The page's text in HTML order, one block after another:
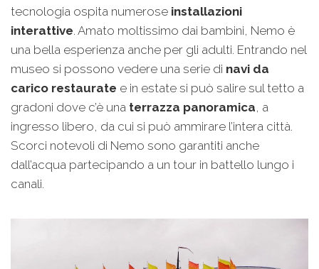
tecnologia ospita numerose installazioni
interattive. Amato moltissimo dai bambini, Nemo è
una bella esperienza anche per gli adulti. Entrando nel
museo si possono vedere una serie di navi da
carico restaurate e in estate si può salire sul tetto a
gradoni dove c’è una terrazza panoramica, a
ingresso libero, da cui si può ammirare l’intera città.
Scorci notevoli di Nemo sono garantiti anche
dall’acqua partecipando a un tour in battello lungo i
canali.